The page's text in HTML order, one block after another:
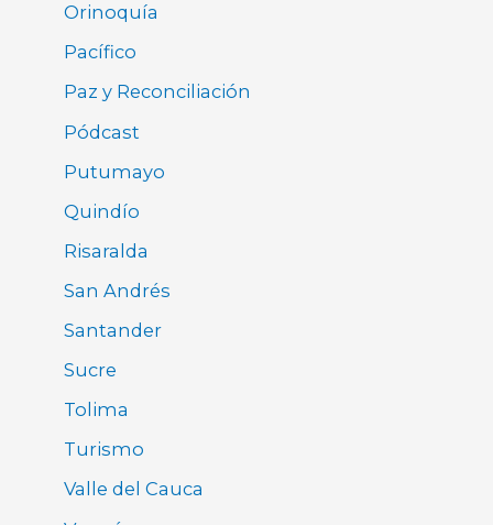
Orinoquía
Pacífico
Paz y Reconciliación
Pódcast
Putumayo
Quindío
Risaralda
San Andrés
Santander
Sucre
Tolima
Turismo
Valle del Cauca